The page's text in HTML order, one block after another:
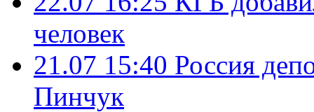
человек
21.07 15:40 Россия
Пинчук